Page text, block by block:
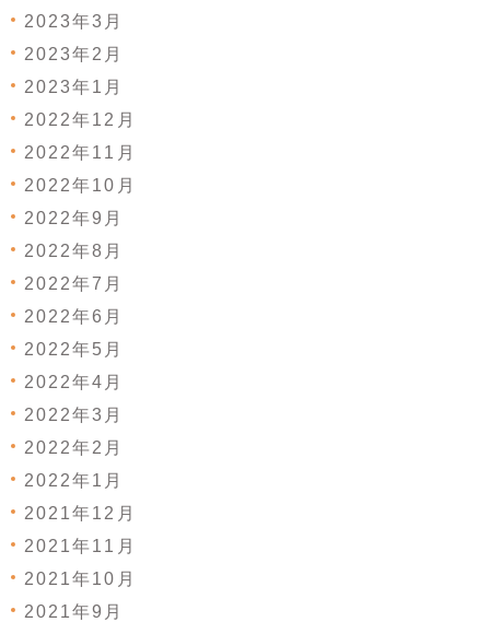
2023年3月
2023年2月
2023年1月
2022年12月
2022年11月
2022年10月
2022年9月
2022年8月
2022年7月
2022年6月
2022年5月
2022年4月
2022年3月
2022年2月
2022年1月
2021年12月
2021年11月
2021年10月
2021年9月